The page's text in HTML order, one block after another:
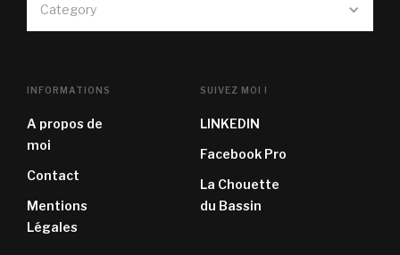
Category
INFORMATIONS
A propos de
moi
Contact
Mentions
Légales
SUIVEZ MOI !
LINKEDIN
Facebook Pro
La Chouette
du Bassin